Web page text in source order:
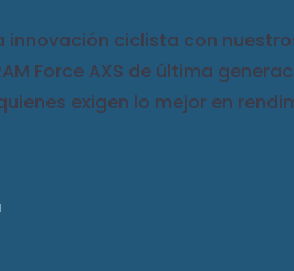
innovación ciclista con
Force AXS de última
exigen lo mejor en